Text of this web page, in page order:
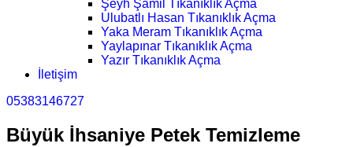
Şeyh Şamil Tıkanıklık Açma
Ulubatlı Hasan Tıkanıklık Açma
Yaka Meram Tıkanıklık Açma
Yaylapınar Tıkanıklık Açma
Yazır Tıkanıklık Açma
İletişim
05383146727
Büyük İhsaniye Petek Temizleme